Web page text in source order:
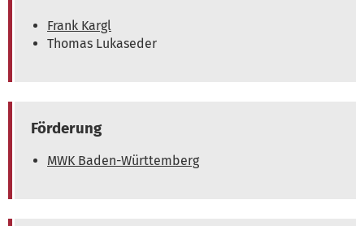
Frank Kargl
Thomas Lukaseder
Förderung
MWK Baden-Württemberg